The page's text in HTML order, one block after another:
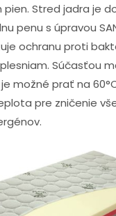
Stred jadra je
penu s úpravou
ochranu proti
Súčasťou
možné prať na
pre zničenie